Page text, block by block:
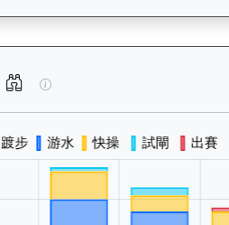
精益飛駒（L386）—